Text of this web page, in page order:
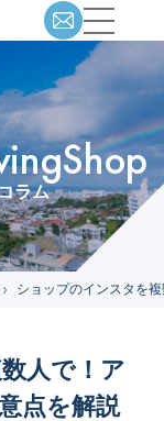
ラム
ショップのインスタを
人で！ア
点を解説